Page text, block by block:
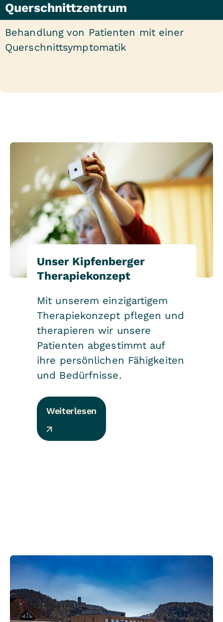
Querschnittzentrum
Behandlung von Patienten mit einer
Querschnittsymptomatik
Unser Kipfenberger
Therapiekonzept
Mit unserem einzigartigem
Therapiekonzept pflegen und
therapieren wir unsere
Patienten abgestimmt auf
ihre persönlichen Fähigkeiten
und Bedürfnisse.
Weiterlesen